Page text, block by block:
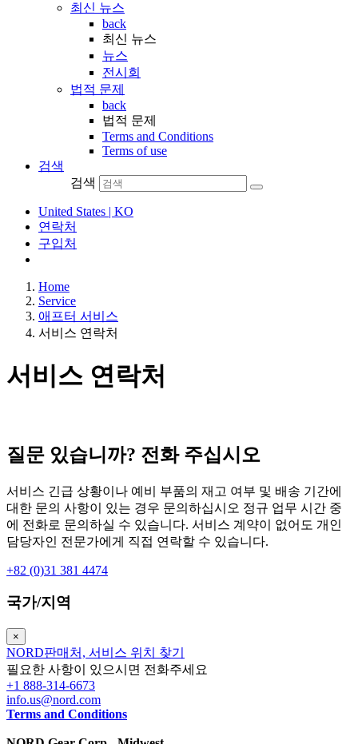
최신 뉴스
back
최신 뉴스
뉴스
전시회
법적 문제
back
법적 문제
Terms and Conditions
Terms of use
검색
검색
United States | KO
연락처
구입처
Home
Service
애프터 서비스
서비스 연락처
서비스 연락처
질문 있습니까? 전화 주십시오
서비스 긴급 상황이나 예비 부품의 재고 여부 및 배송 기간에
대한 문의 사항이 있는 경우 문의하십시오 정규 업무 시간 중
에 전화로 문의하실 수 있습니다. 서비스 계약이 없어도 개인
담당자인 전문가에게 직접 연락할 수 있습니다.
+82 (0)31 381 4474
국가/지역
×
NORD판매처, 서비스 위치 찾기
필요한 사항이 있으시면 전화주세요
+1 888-314-6673
info.us@nord.com
Terms and Conditions